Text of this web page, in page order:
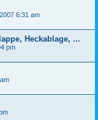
6:31 am
Heckablage, ...
pm